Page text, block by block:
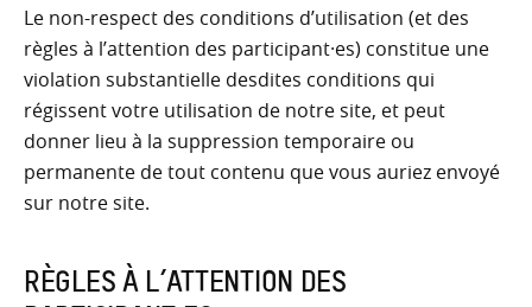
Le non-respect des conditions d’utilisation (et des
règles à l’attention des participant·es) constitue une
violation substantielle desdites conditions qui
régissent votre utilisation de notre site, et peut
donner lieu à la suppression temporaire ou
permanente de tout contenu que vous auriez envoyé
sur notre site.
RÈGLES À L’ATTENTION DES